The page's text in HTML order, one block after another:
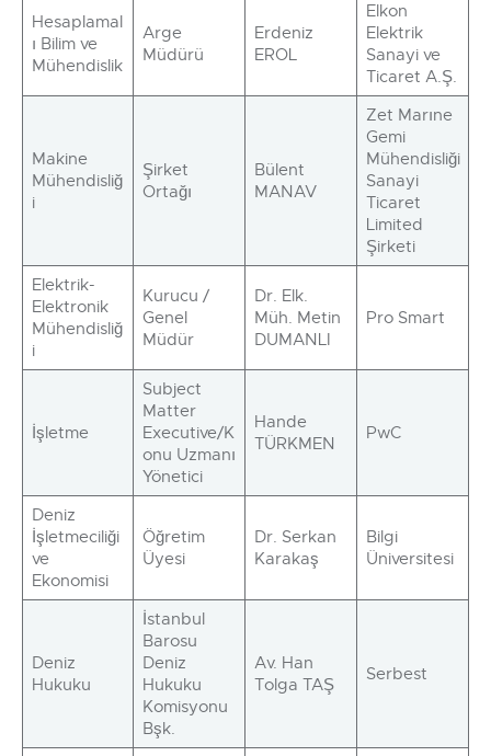
Hesaplamal
ı Bilim ve
Mühendislik
Arge
Müdürü
Erdeniz
EROL
Elkon
Elektrik
Sanayi ve
Ticaret A.Ş.
Makine
Mühendisliğ
i
Şirket
Ortağı
Bülent
MANAV
Zet Marıne
Gemi
Mühendisliği
Sanayi
Ticaret
Limited
Şirketi
Elektrik-
Elektronik
Mühendisliğ
i
Kurucu /
Genel
Müdür
Dr. Elk.
Müh. Metin
DUMANLI
Pro Smart
İşletme
Subject
Matter
Executive/K
onu Uzmanı
Yönetici
Hande
TÜRKMEN
PwC
Deniz
İşletmeciliği
ve
Ekonomisi
Öğretim
Üyesi
Dr. Serkan
Karakaş
Bilgi
Üniversitesi
Deniz
Hukuku
İstanbul
Barosu
Deniz
Hukuku
Komisyonu
Bşk.
Av. Han
Tolga TAŞ
Serbest